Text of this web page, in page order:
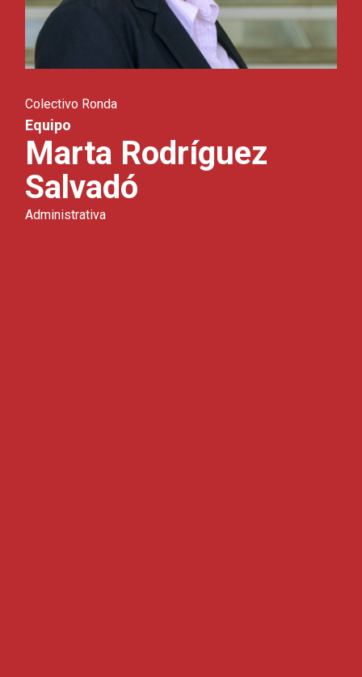
Colectivo Ronda
Equipo
Marta Rodríguez
Salvadó
Administrativa